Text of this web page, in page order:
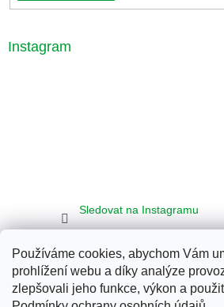
Používáme cookies, abychom Vám
prohlížení webu a díky analýze
zlepšovali jeho funkce, výkon a
Instagram
Sledovat na Instagramu
Seznam Google